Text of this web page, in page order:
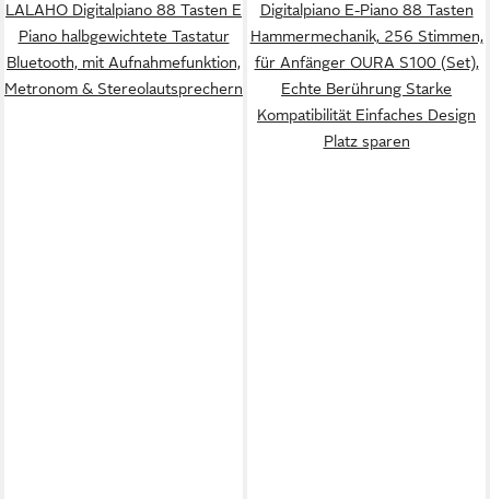
LALAHO Digitalpiano 88 Tasten E
Piano halbgewichtete Tastatur
Bluetooth, mit Aufnahmefunktion,
Metronom & Stereolautsprechern
Digitalpiano E-Piano 88 Tasten
Hammermechanik, 256 Stimmen,
für Anfänger OURA S100 (Set),
Echte Berührung Starke
Kompatibilität Einfaches Design
Platz sparen